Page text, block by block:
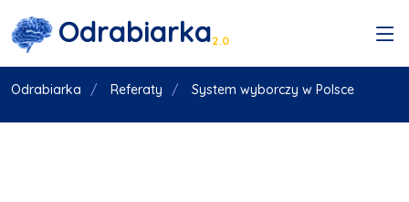
Odrabiarka2.0
Odrabiarka Referaty System wyborczy w Polsce